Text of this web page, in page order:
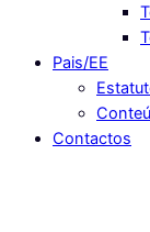
Pais/EE
Contactos